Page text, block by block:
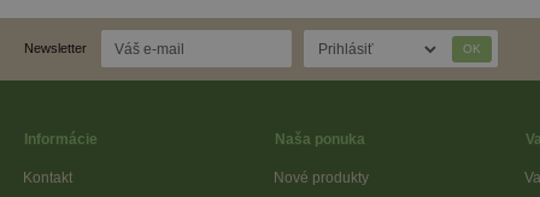
Newsletter
Informácie
Kontakt
Naša ponuka
Nové produkty